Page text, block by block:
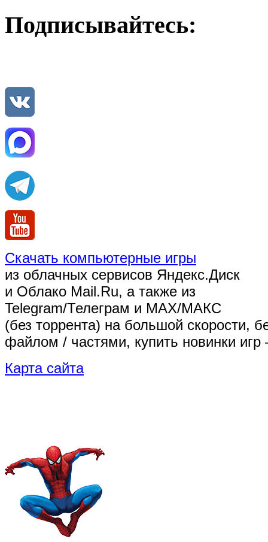
Подписывайтесь:
Скачать компьютерные игры
из облачных сервисов Яндекс.Диск
и Облако Mail.Ru, а также из
Telegram/Телеграм и MAX/МАКС
(без торрента) на большой скорости,
файлом / частями, купить новинки
Карта сайта